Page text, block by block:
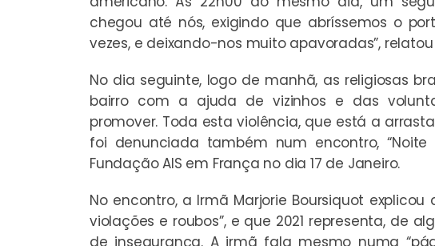
chegou até nós, exigindo que abríssemos o
vezes, e deixando-nos muito apavoradas”,
No dia seguinte, logo de manhã, as religiosas
bairro com a ajuda de vizinhos e das
promover. Toda esta violência, que está a
foi denunciada também num encontro, “Noite
Fundação AIS em França no dia 17 de Janeiro.
No encontro, a Irmã Marjorie Boursiquot
violações e roubos”, e que 2021 representa, de
de insegurança. A irmã fala mesmo numa